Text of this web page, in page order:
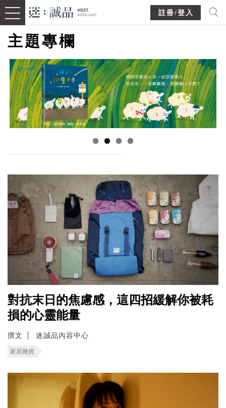
註冊/登入
主題專欄
對抗末日的焦慮感，這四招緩解你被耗
損的心靈能量
撰文 迷誠品內容中心
家居雜貨